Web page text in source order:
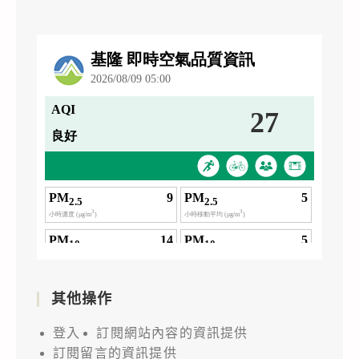
其他操作
登入
訂閱網站內容的資訊提供
訂閱留言的資訊提供